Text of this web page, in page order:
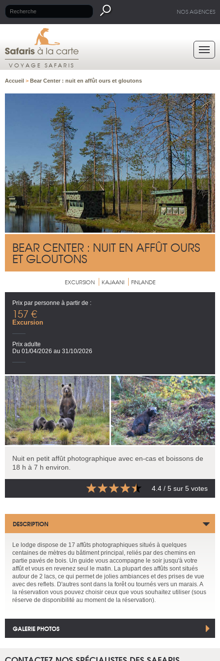
NOS AGENCES
VOYAGE SAFARIS
Accueil > Bear Center : nuit en affût ours et gloutons
BEAR CENTER : NUIT EN AFFÛT OURS
ET GLOUTONS
EXCURSION KAJAANI FINLANDE
Prix par personne à partir de :
157 €
Excursion
Prix adulte
Du 01/04/2026 au 31/10/2026
Nuit en petit affût photographique avec en-cas et boissons de
18 h à 7 h environ.
4.4 / 5 sur 5 votes
DESCRIPTION
Le lodge dispose de 17 affûts photographiques situés à quelques
centaines de mètres du bâtiment principal, reliés par des chemins en
partie pavés de bois. Un guide vous accompagne le soir jusqu'à votre
affût et vous en revenez seul le matin. La plupart des affûts sont situés
autour de 2 lacs, ce qui permet de jolies ambiances et des prises de vue
avec des reflets. D'autres sont dans la forêt ou tournés vers un marais. A
la réservation vous pouvez choisir ceux que vous souhaitez utiliser (sous
réserve de disponibilité au moment de la réservation).
GALERIE PHOTOS